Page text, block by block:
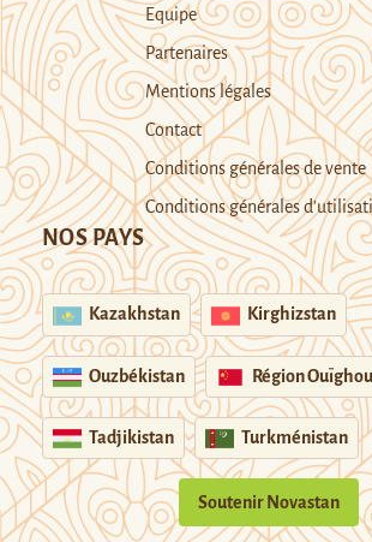
Equipe
Partenaires
Mentions légales
Contact
Conditions générales de vente
Conditions générales
NOS PAYS
Kazakhstan Kirghizstan
Ouzbékistan Région
Tadjikistan Turkménistan
Soutenir Novastan